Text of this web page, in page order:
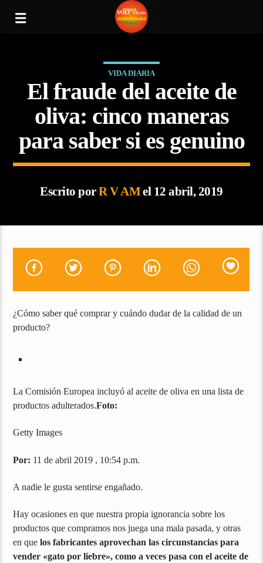
VIDA DIARIA
El fraude del aceite de
oliva: cinco maneras
para saber si es genuino
Escrito porR V AMel 12 abril, 2019
¿Cómo saber qué comprar y cuándo dudar de la calidad de un
producto?
La Comisión Europea incluyó al aceite de oliva en una lista de
productos adulterados.Foto:
Getty Images
Por: 11 de abril 2019 , 10:54 p.m.
A nadie le gusta sentirse engañado.
Hay ocasiones en que nuestra propia ignorancia sobre los
productos que compramos nos juega una mala pasada, y otras
en quelos fabricantes aprovechan las circunstancias para
vender «gato por liebre», como a veces pasa con el aceite de